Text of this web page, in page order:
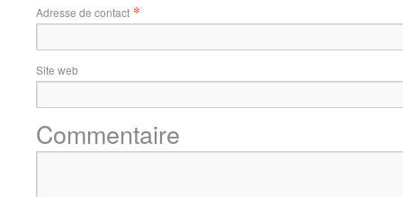
Adresse de contact *
Site web
Commentaire